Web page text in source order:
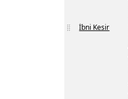
İbni Kesir